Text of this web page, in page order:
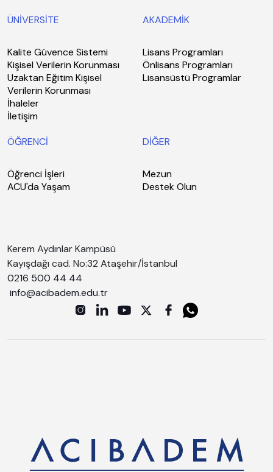
ÜNİVERSİTE
Kalite Güvence Sistemi
Kişisel Verilerin Korunması
Uzaktan Eğitim Kişisel
Verilerin Korunması
İhaleler
İletişim
AKADEMİK
Lisans Programları
Önlisans Programları
Lisansüstü Programlar
ÖĞRENCİ
Öğrenci İşleri
ACU'da Yaşam
DİĞER
Mezun
Destek Olun
Kerem Aydınlar Kampüsü
Kayışdağı cad. No:32 Ataşehir/İstanbul
0216 500 44 44
info@acibadem.edu.tr